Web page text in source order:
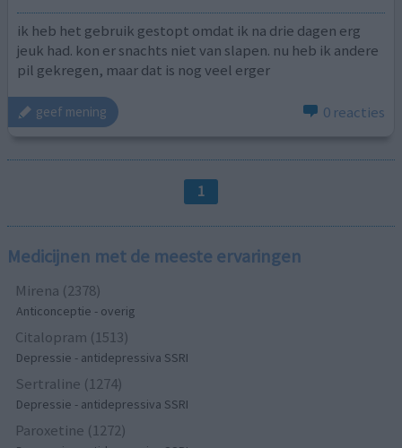
ik heb het gebruik gestopt omdat ik na drie dagen erg
jeuk had. kon er snachts niet van slapen. nu heb ik andere
pil gekregen, maar dat is nog veel erger
geef mening 0 reacties
1
Medicijnen met de meeste ervaringen
Mirena (2378)
Anticonceptie - overig
Citalopram (1513)
Depressie - antidepressiva SSRI
Sertraline (1274)
Depressie - antidepressiva SSRI
Paroxetine (1272)